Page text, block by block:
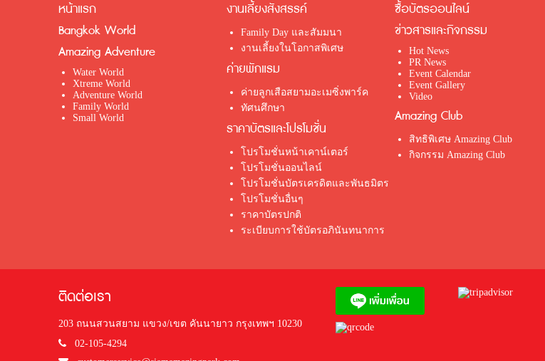
หน้าแรก
Bangkok World
Amazing Adventure
Water World
Xtreme World
Adventure World
Family World
Small World
งานเลี้ยงสังสรรค์
Family Day และสัมมนา
งานเลี้ยงในโอกาสพิเศษ
ค่ายพักแรม
ค่ายลูกเสือสยามอะเมซิ่งพาร์ค
ทัศนศึกษา
ราคาบัตรและโปรโมชั่น
โปรโมชั่นหน้าเคาน์เตอร์
โปรโมชั่นออนไลน์
โปรโมชั่นบัตรเครดิตและพันธมิตร
โปรโมชั่นอื่นๆ
ราคาบัตรปกติ
ระเบียบการใช้บัตรอภินันทนาการ
ซื้อบัตรออนไลน์
ข่าวสารและกิจกรรม
Hot News
PR News
Event Calendar
Event Gallery
Video
Amazing Club
สิทธิพิเศษ Amazing Club
กิจกรรม Amazing Club
ติดต่อเรา
203 ถนนสวนสยาม แขวง/เขต คันนายาว กรุงเทพฯ 10230
02-105-4294